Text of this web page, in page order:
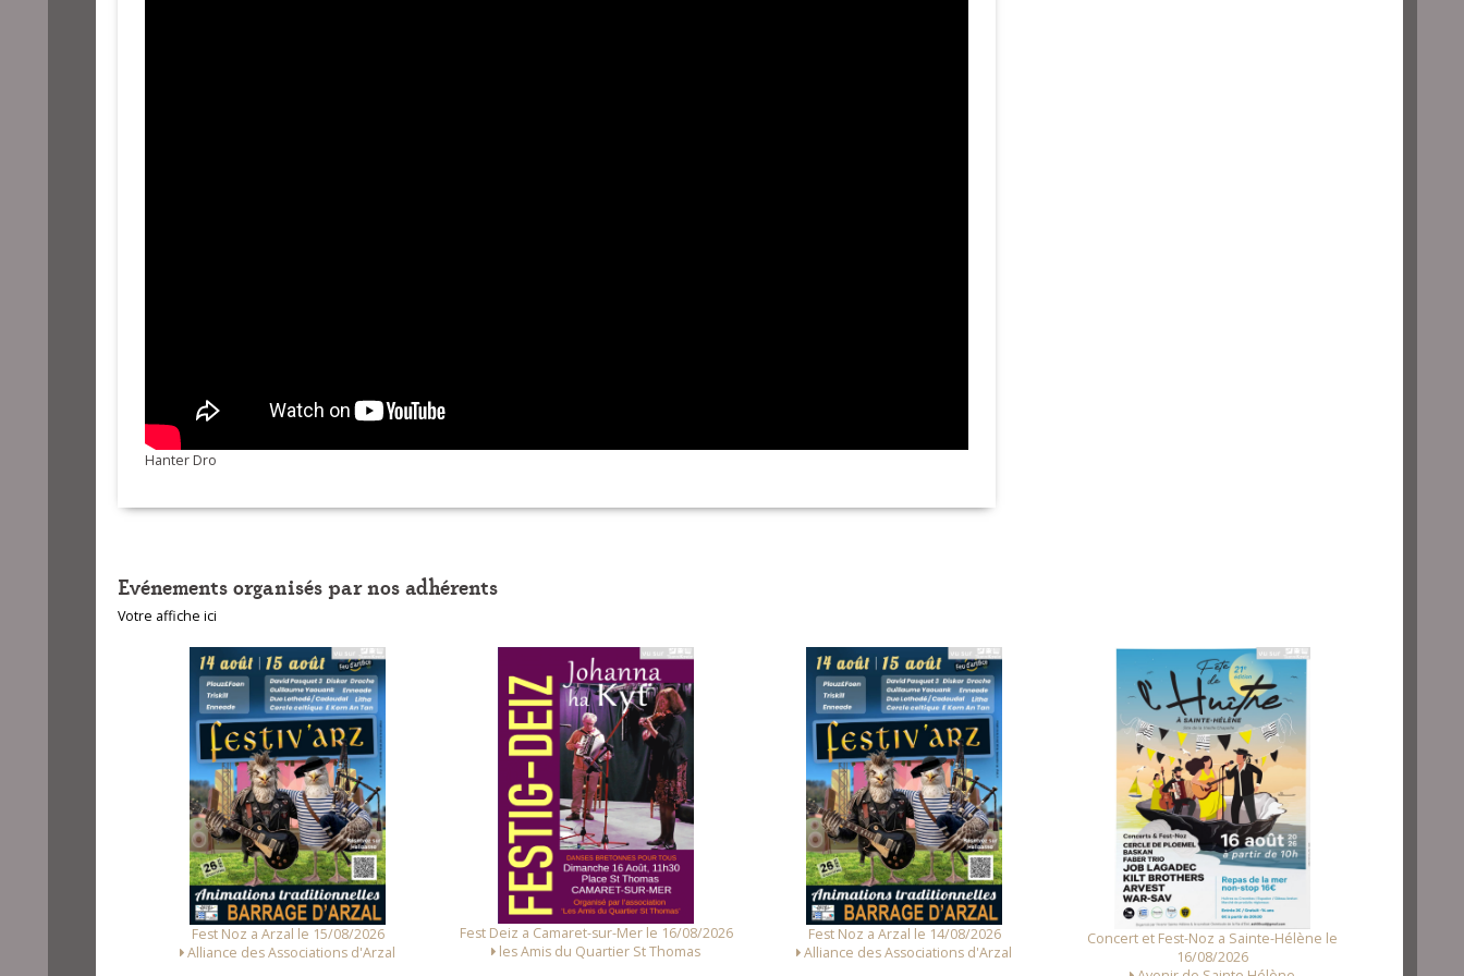
Hanter Dro
Evénements organisés par nos adhérents
Votre affiche ici
Fest Noz a Arzal le 15/08/2026
Alliance des Associations d'Arzal
Fest Deiz a Camaret-sur-Mer le 16/08/2026
les Amis du Quartier St Thomas
Fest Noz a Arzal le 14/08/2026
Alliance des Associations d'Arzal
Concert et Fest-Noz a Sainte-Hélène le
16/08/2026